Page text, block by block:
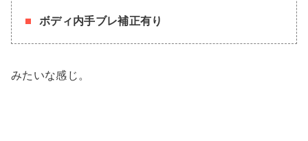
ボディ内手ブレ補正有り
みたいな感じ。